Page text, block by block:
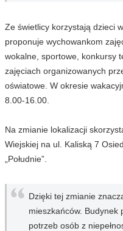
Ze świetlicy korzystają dzieci
proponuje wychowankom
wokalne, sportowe, konkursy
zajęciach organizowanych
oświatowe. W okresie
8.00-16.00.
Na zmianie lokalizacji
Wiejskiej na ul. Kaliską 7
„Południe”.
Dzięki tej zmianie
mieszkańców. Budynek
potrzeb osób z